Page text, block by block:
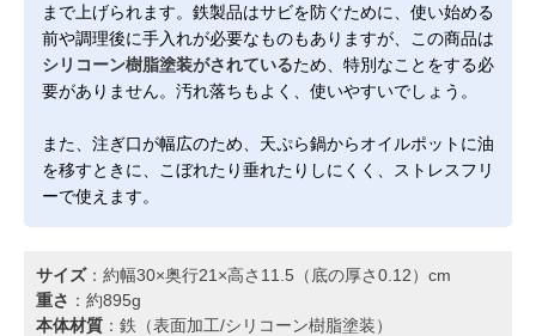
まで上げられます。鉄製品はサビを防ぐために、使い始める
前や調理後に手入れが必要なものもありますが、この商品は
シリコーン樹脂塗装がされているため、特別なことをする必
要がありません。汚れ落ちもよく、使いやすいでしょう。
また、注ぎ口が幅広のため、天ぷら鍋からオイルポットに油
を移すときに、こぼれたり垂れたりしにくく、ストレスフリ
ーで使えます。
サイズ：約幅30×奥行21×高さ11.5（底の厚さ0.12）cm
重さ ：約895g
本体材質 ：鉄（表面加工/シリコーン樹脂塗装）